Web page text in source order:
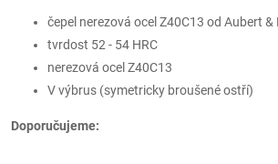
čepel nerezová ocel Z40C13 od Aubert &
tvrdost 52 - 54 HRC
nerezová ocel Z40C13
V výbrus (symetricky broušené ostří)
Doporučujeme: